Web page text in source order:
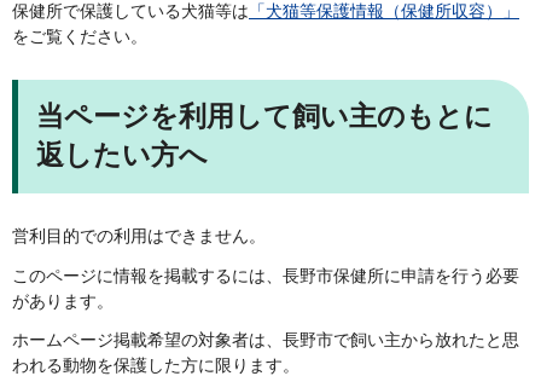
保健所で保護している犬猫等は 「犬猫等保護情報（保健所収容）」
をご覧ください。
当ページを利用して飼い主のもとに
返したい方へ
営利目的での利用はできません。
このページに情報を掲載するには、長野市保健所に申請を行う必要
があります。
ホームページ掲載希望の対象者は、長野市で飼い主から放れたと思
われる動物を保護した方に限ります。